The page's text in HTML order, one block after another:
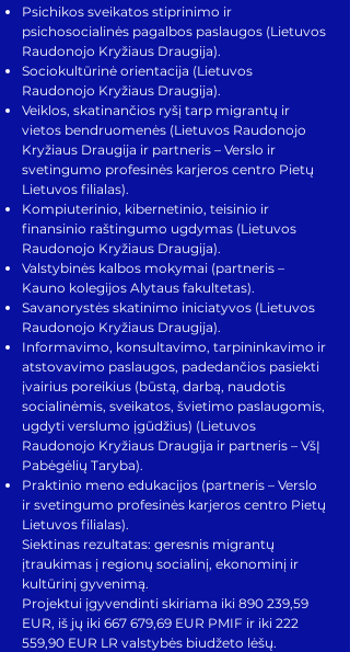
Psichikos sveikatos stiprinimo ir
psichosocialinės pagalbos paslaugos (Lietuvos
Raudonojo Kryžiaus Draugija).
Sociokultūrinė orientacija (Lietuvos
Raudonojo Kryžiaus Draugija).
Veiklos, skatinančios ryšį tarp migrantų ir
vietos bendruomenės (Lietuvos Raudonojo
Kryžiaus Draugija ir partneris – Verslo ir
svetingumo profesinės karjeros centro Pietų
Lietuvos filialas).
Kompiuterinio, kibernetinio, teisinio ir
finansinio raštingumo ugdymas (Lietuvos
Raudonojo Kryžiaus Draugija).
Valstybinės kalbos mokymai (partneris –
Kauno kolegijos Alytaus fakultetas).
Savanorystės skatinimo iniciatyvos (Lietuvos
Raudonojo Kryžiaus Draugija).
Informavimo, konsultavimo, tarpininkavimo ir
atstovavimo paslaugos, padedančios pasiekti
įvairius poreikius (būstą, darbą, naudotis
socialinėmis, sveikatos, švietimo paslaugomis,
ugdyti verslumo įgūdžius) (Lietuvos
Raudonojo Kryžiaus Draugija ir partneris – VšĮ
Pabėgėlių Taryba).
Praktinio meno edukacijos (partneris – Verslo
ir svetingumo profesinės karjeros centro Pietų
Lietuvos filialas).
Siektinas rezultatas: geresnis migrantų
įtraukimas į regionų socialinį, ekonominį ir
kultūrinį gyvenimą.
Projektui įgyvendinti skiriama iki 890 239,59
EUR, iš jų iki 667 679,69 EUR PMIF ir iki 222
559,90 EUR LR valstybės biudžeto lėšų.